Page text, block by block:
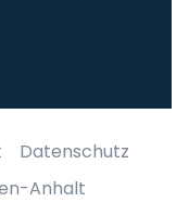
Datenschutz
Anhalt